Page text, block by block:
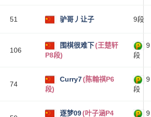
51 驴哥丿让子 9段
106
围棋很难下(王楚轩
P8段)
9
段
74
Curry7(陈翰祺P6
段)
9
段
逐梦09(叶子涵P4
9